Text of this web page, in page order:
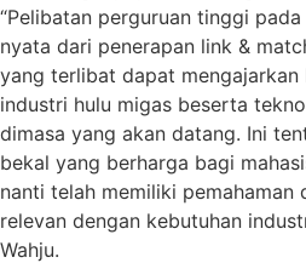
“Pelibatan perguruan tinggi
nyata dari penerapan link &
yang terlibat dapat mengajarkan
industri hulu migas beserta
dimasa yang akan datang. Ini
bekal yang berharga bagi
nanti telah memiliki pemahaman
relevan dengan kebutuhan
Wahju.